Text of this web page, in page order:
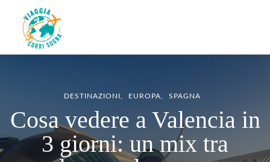
Viaggiacorrisogna – Blog di
viaggi e running
Viaggi zaino in spalla e corse in giro per il mondo
DESTINAZIONI EUROPA SPAGNA
Cosa vedere a Valencia in
3 giorni: un mix tra